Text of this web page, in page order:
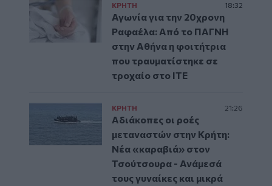
ΚΡΗΤΗ 18:32
Αγωνία για την 20χρονη
Ραφαέλα: Από το ΠΑΓΝΗ
στην Αθήνα η φοιτήτρια
που τραυματίστηκε σε
τροχαίο στο ΙΤΕ
ΚΡΗΤΗ 21:26
Αδιάκοπες οι ροές
μεταναστών στην Κρήτη:
Νέα «καραβιά» στον
Τσούτσουρα - Ανάμεσά
τους γυναίκες και μικρά